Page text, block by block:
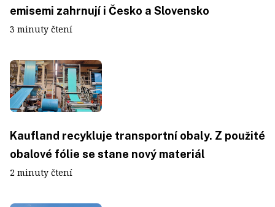
emisemi zahrnují i Česko a Slovensko
3 minuty čtení
Kaufland recykluje transportní obaly. Z použité
obalové fólie se stane nový materiál
2 minuty čtení